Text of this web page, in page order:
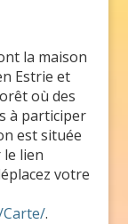
la maison
Estrie et
où des
à participer
est située
le lien
votre
.